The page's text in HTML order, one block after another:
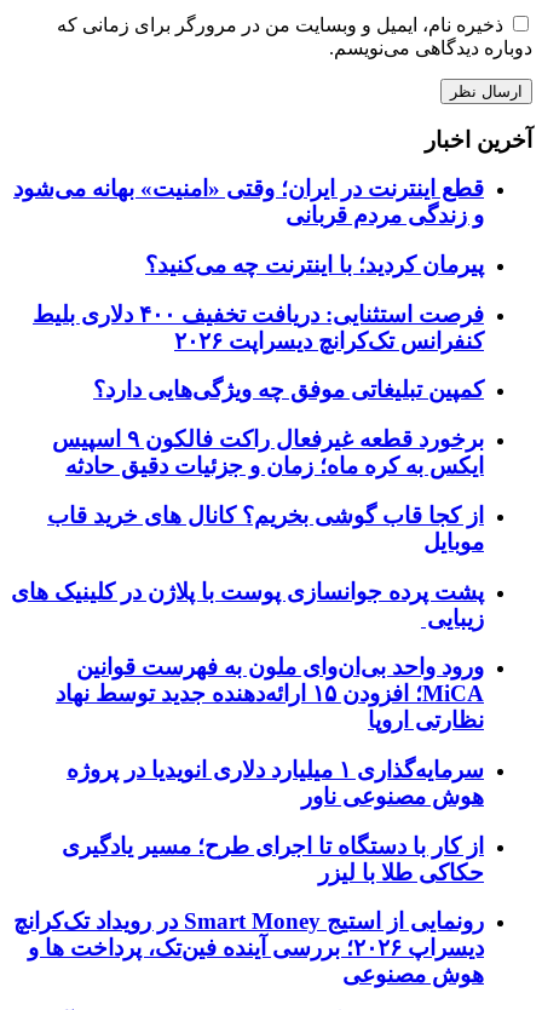
ذخیره نام، ایمیل و وبسایت من در مرورگر برای زمانی که
دوباره دیدگاهی می‌نویسم.
آخرین اخبار
قطع اینترنت در ایران؛ وقتی «امنیت» بهانه می‌شود
و زندگی مردم قربانی
پیرمان کردید؛ با اینترنت چه می‌کنید؟
فرصت استثنایی: دریافت تخفیف ۴۰۰ دلاری بلیط
کنفرانس تک‌کرانچ دیسراپت ۲۰۲۶
کمپین تبلیغاتی موفق چه ویژگی‌هایی دارد؟
برخورد قطعه غیرفعال راکت فالکون ۹ اسپیس
ایکس به کره ماه؛ زمان و جزئیات دقیق حادثه
از کجا قاب گوشی بخریم؟ کانال های خرید قاب
موبایل
پشت پرده جوانسازی پوست با پلاژن در کلینیک های
زیبایی
ورود واحد بی‌ان‌وای ملون به فهرست قوانین
MiCA؛ افزودن ۱۵ ارائه‌دهنده جدید توسط نهاد
نظارتی اروپا
سرمایه‌گذاری ۱ میلیارد دلاری انویدیا در پروژه
هوش مصنوعی ناور
از کار با دستگاه تا اجرای طرح؛ مسیر یادگیری
حکاکی طلا با لیزر
رونمایی از استیج Smart Money در رویداد تک‌کرانچ
دیسراپ ۲۰۲۶؛ بررسی آینده فین‌تک، پرداخت‌ ها و
هوش مصنوعی